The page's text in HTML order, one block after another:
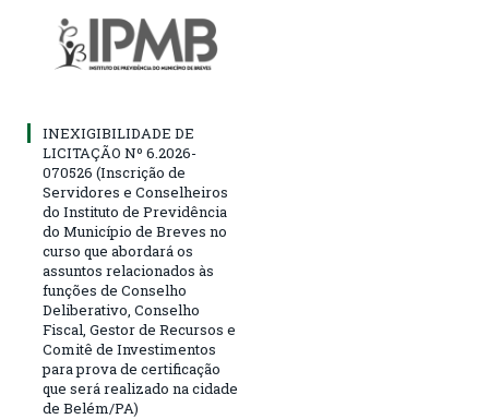
INEXIGIBILIDADE DE
LICITAÇÃO Nº 6.2026-
070526 (Inscrição de
Servidores e Conselheiros
do Instituto de Previdência
do Município de Breves no
curso que abordará os
assuntos relacionados às
funções de Conselho
Deliberativo, Conselho
Fiscal, Gestor de Recursos e
Comitê de Investimentos
para prova de certificação
que será realizado na cidade
de Belém/PA)